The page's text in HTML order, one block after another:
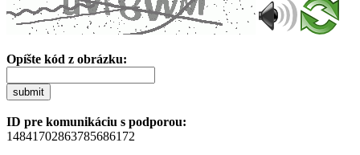
Opíšte kód z obrázku:
submit
ID pre komunikáciu s podporou:
14841702863785686172